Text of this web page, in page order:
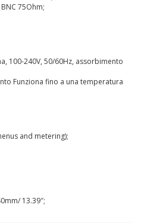
75Ohm;
100-240V, 50/60Hz, assorbimento
Funziona fino a una temperatura
and metering);
13.39″;